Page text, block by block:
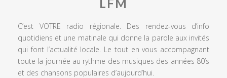
LFM
C’est VOTRE radio régionale. Des rendez-vous d’info
quotidiens et une matinale qui donne la parole aux invités
qui font l’actualité locale. Le tout en vous accompagnant
toute la journée au rythme des musiques des années 80’s
et des chansons populaires d’aujourd’hui.